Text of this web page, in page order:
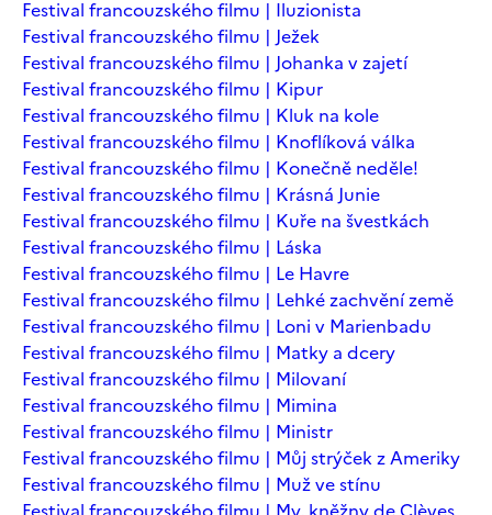
Festival francouzského filmu | Iluzionista
Festival francouzského filmu | Ježek
Festival francouzského filmu | Johanka v zajetí
Festival francouzského filmu | Kipur
Festival francouzského filmu | Kluk na kole
Festival francouzského filmu | Knoflíková válka
Festival francouzského filmu | Konečně neděle!
Festival francouzského filmu | Krásná Junie
Festival francouzského filmu | Kuře na švestkách
Festival francouzského filmu | Láska
Festival francouzského filmu | Le Havre
Festival francouzského filmu | Lehké zachvění země
Festival francouzského filmu | Loni v Marienbadu
Festival francouzského filmu | Matky a dcery
Festival francouzského filmu | Milovaní
Festival francouzského filmu | Mimina
Festival francouzského filmu | Ministr
Festival francouzského filmu | Můj strýček z Ameriky
Festival francouzského filmu | Muž ve stínu